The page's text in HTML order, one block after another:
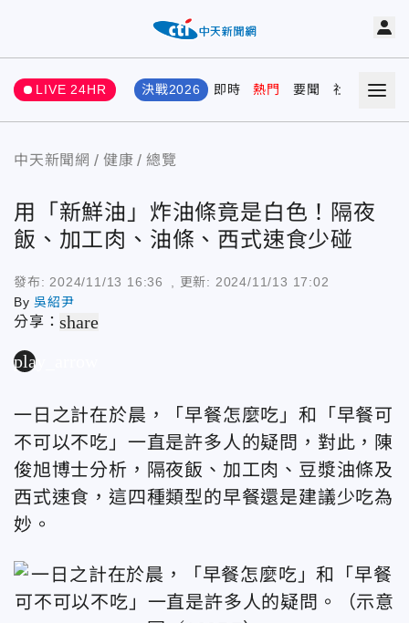
LIVE 24HR 決戰2026 即時 熱門 要聞 社會 娛樂
中天新聞網 健康 總覽
用「新鮮油」炸油條竟是白色！隔夜
飯、加工肉、油條、西式速食少碰
發布: 2024/11/13 16:36 , 更新: 2024/11/13 17:02
By吳紹尹
分享：share
play_arrow
一日之計在於晨，「早餐怎麼吃」和「早餐可
不可以不吃」一直是許多人的疑問，對此，陳
俊旭博士分析，隔夜飯、加工肉、豆漿油條及
西式速食，這四種類型的早餐還是建議少吃為
妙。